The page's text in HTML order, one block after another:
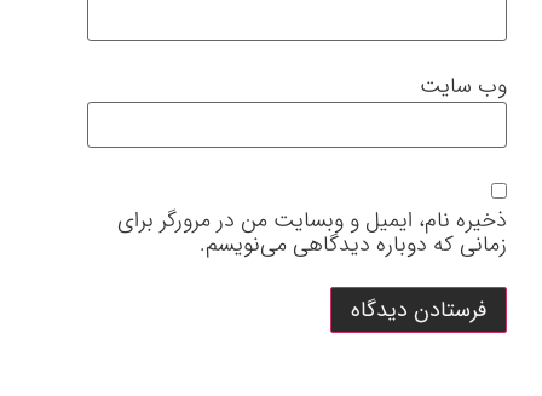
وب‌ سایت
ذخیره نام، ایمیل و وبسایت من در مرورگر برای
زمانی که دوباره دیدگاهی می‌نویسم.